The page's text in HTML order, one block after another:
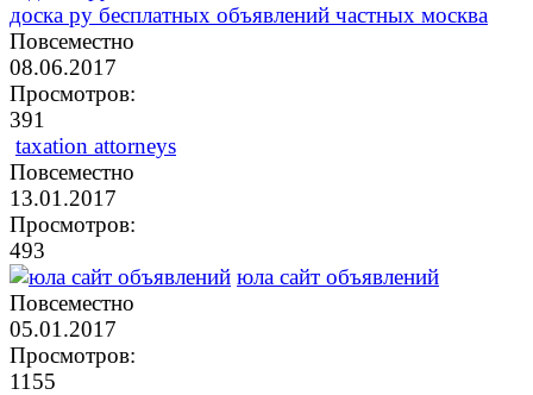
доска ру бесплатных объявлений частных москва
Повсеместно
08.06.2017
Просмотров:
391
taxation attorneys
Повсеместно
13.01.2017
Просмотров:
493
юла сайт объявлений
Повсеместно
05.01.2017
Просмотров:
1155